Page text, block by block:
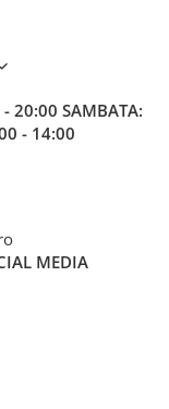
20:00 SAMBATA:
- 14:00
MEDIA